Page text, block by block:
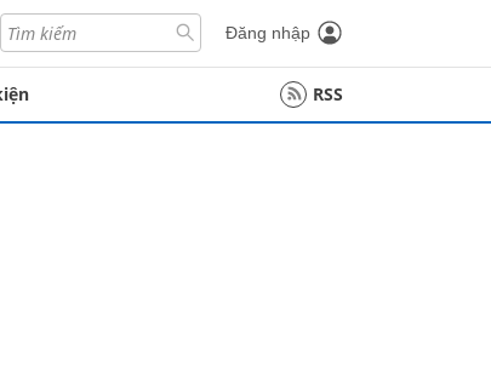
Đăng nhập
RSS